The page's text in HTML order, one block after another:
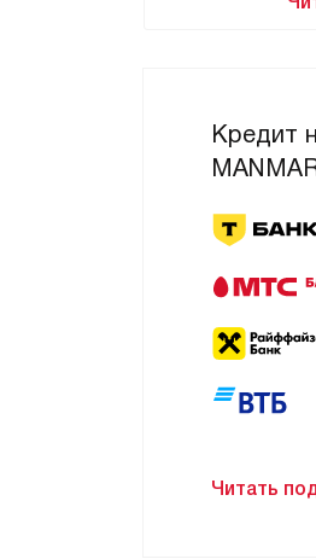
Кредит
Читать